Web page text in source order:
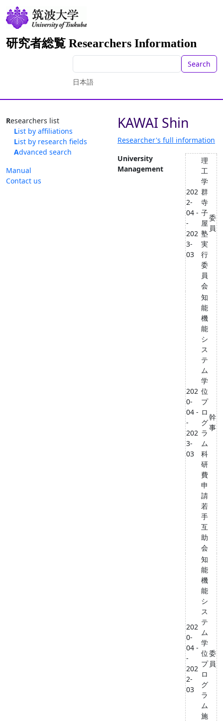
研究者総覧 Researchers Information
Search
日本語
Researchers list
List by affiliations
List by research fields
Advanced search
Manual
Contact us
KAWAI Shin
Researcher's full information
University
Management
202
2-
04 -
-
202
3-
03
理
工
学
群
寺
子
屋
塾
実
行
委
員
会
委
員
202
0-
04 -
-
202
3-
03
知
能
機
能
シ
ス
テ
ム
学
位
プ
ロ
グ
ラ
ム
科
研
費
申
請
若
手
互
助
会
幹
事
202
0-
04 -
-
202
2-
03
知
能
機
能
シ
ス
テ
ム
学
位
プ
ロ
グ
ラ
ム
施
委
員